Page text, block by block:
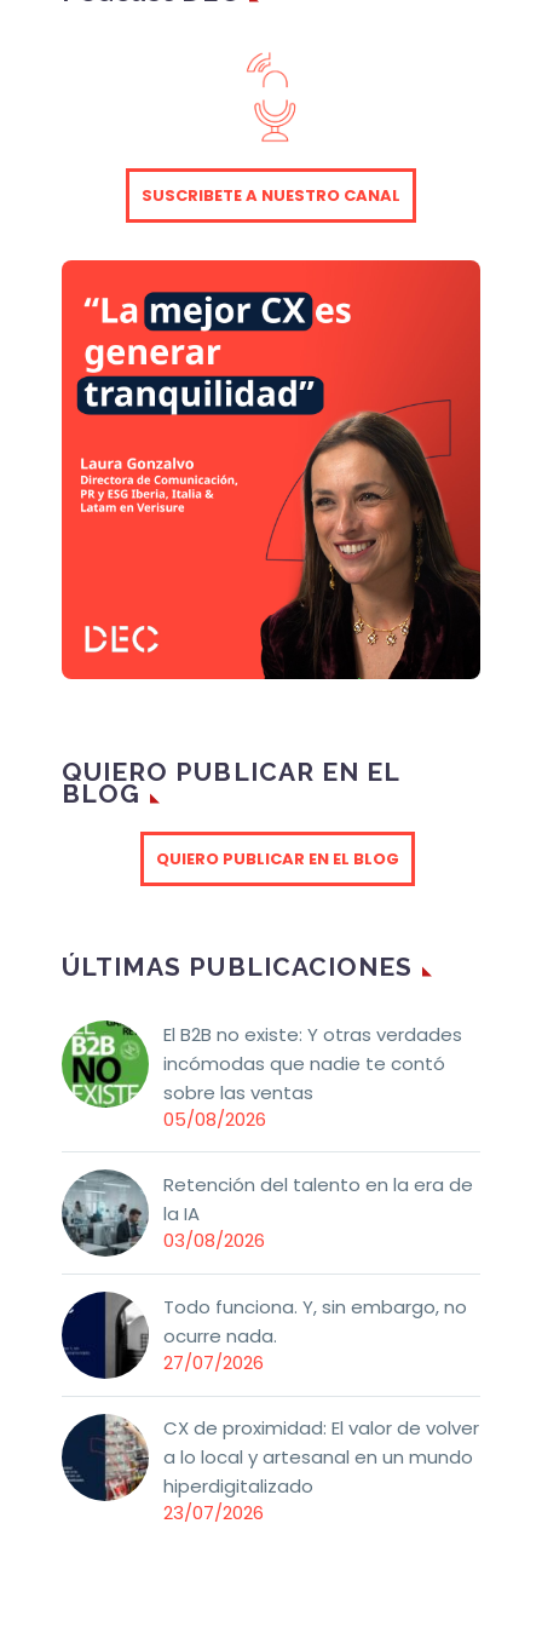
dispositivos, sino que
transformando la
manera en que
experimentamos
En este blog,
explicaremos el
la experiencia del
cliente, destacando
está dando forma al
futuro de las
interacciones táctiles.
¿Qué es la Tecnología
Háptica? Se refiere…
SUSCRIBETE A NUESTRO CANAL
QUIERO PUBLICAR EN EL
BLOG
QUIERO PUBLICAR EN EL BLOG
ÚLTIMAS PUBLICACIONES
El B2B no existe: Y otras verdades
incómodas que nadie te contó
sobre las ventas
05/08/2026
Retención del talento en la era de
la IA
03/08/2026
Todo funciona. Y, sin embargo, no
ocurre nada.
27/07/2026
CX de proximidad: El valor de volver
a lo local y artesanal en un mundo
hiperdigitalizado
23/07/2026